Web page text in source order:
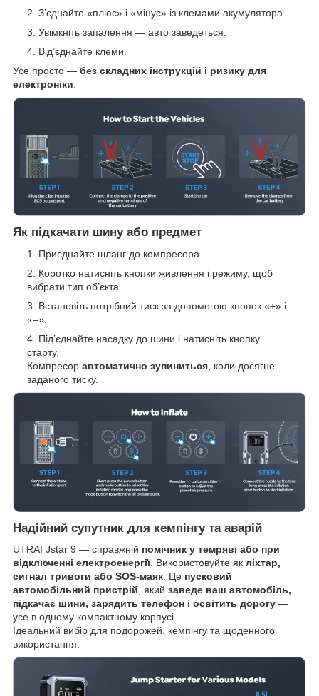
З’єднайте «плюс» і «мінус» із клемами акумулятора.
Увімкніть запалення — авто заведеться.
Від’єднайте клеми.
Усе просто — без складних інструкцій і ризику для
електроніки
Як підкачати шину або предмет
Приєднайте шланг до компресора.
Коротко натисніть кнопки живлення і режиму, щоб
вибрати тип об’єкта.
Встановіть потрібний тиск за допомогою кнопок «+» і
«–».
Під’єднайте насадку до шини і натисніть кнопку
старту.
Компресор автоматично зупиниться , коли досягне
заданого тиску.
Надійний супутник для кемпінгу та аварій
UTRAI Jstar 9 — справжній помічник у темряві або при
відключенні електроенергії. Використовуйте як ліхтар,
сигнал тривоги або SOS-маяк. Це пусковий
автомобільний пристрій, який заведе ваш автомобіль,
підкачає шини, зарядить телефон і освітить дорогу —
усе в одному компактному корпусі.
Ідеальний вибір для подорожей, кемпінгу та щоденного
використання.